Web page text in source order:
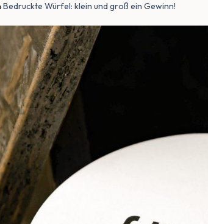
Bedruckte Würfel: klein und groß ein Gewinn!